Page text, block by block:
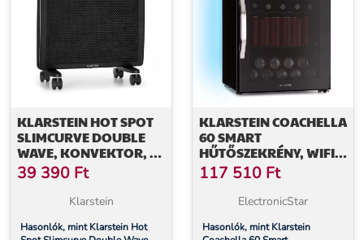
KLARSTEIN HOT SPOT
SLIMCURVE DOUBLE
WAVE, KONVEKTOR, 2
AZ 1-BEN FŰTŐTEST,
1000 W, HETI IDŐZÍTŐ,
39 390 Ft
Klarstein
Hasonlók, mint Klarstein Hot
KLARSTEIN COACHELLA
60 SMART
HŰTŐSZEKRÉNY, WIFI,
LED, 3 POLC,
HÁTTÉRVILÁGÍTÁS, EEK
117 510 Ft
ElectronicStar
Hasonlók, mint Klarstein